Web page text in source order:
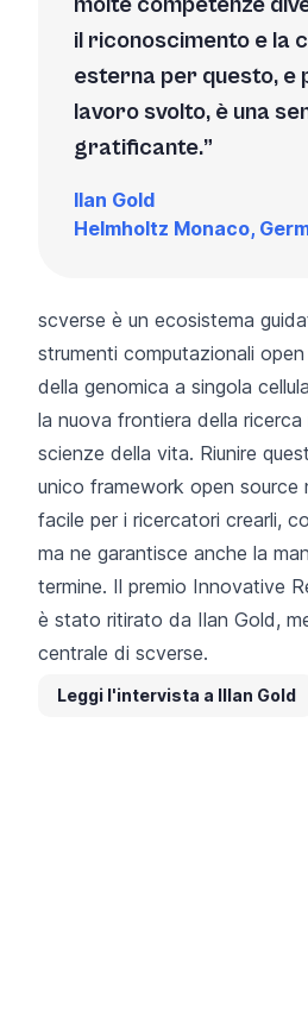
il riconoscimento e la
esterna per questo, e
lavoro svolto, è una
gratificante.
Ilan Gold
Helmholtz Monaco,
scverse è un ecosistema
strumenti computazionali
della genomica a singola
la nuova frontiera della ricerca
scienze della vita. Riunire
unico framework open source
facile per i ricercatori crearli,
ma ne garantisce anche la
termine. Il premio Innovative
è stato ritirato da Ilan Gold,
centrale di scverse.
Leggi l'intervista a Illan Gold